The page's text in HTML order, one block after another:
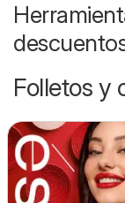
Folletos y